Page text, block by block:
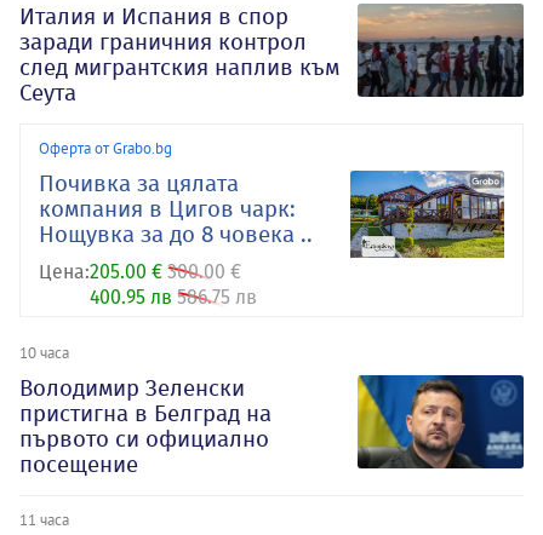
Италия и Испания в спор
заради граничния контрол
след мигрантския наплив към
Сеута
Оферта от Grabo.bg
Почивка за цялата
компания в Цигов чарк:
Нощувка за до 8 човека ..
Цена:205.00 € 300.00 €
400.95 лв 586.75 лв
10 часа
Володимир Зеленски
пристигна в Белград на
първото си официално
посещение
11 часа